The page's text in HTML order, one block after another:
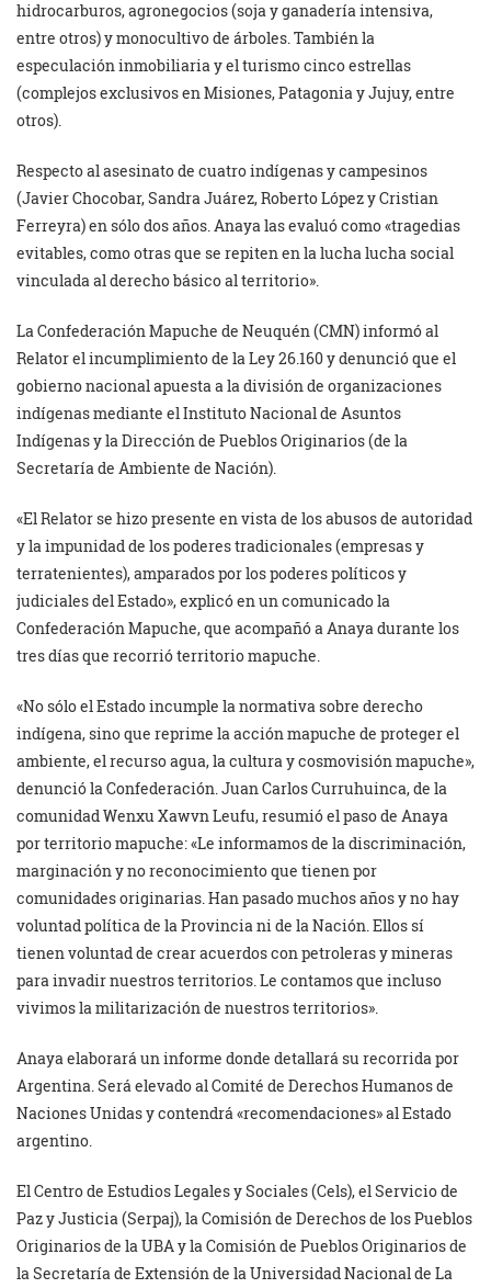
hidrocarburos, agronegocios (soja y ganadería intensiva,
entre otros) y monocultivo de árboles. También la
especulación inmobiliaria y el turismo cinco estrellas
(complejos exclusivos en Misiones, Patagonia y Jujuy, entre
otros).
Respecto al asesinato de cuatro indígenas y campesinos
(Javier Chocobar, Sandra Juárez, Roberto López y Cristian
Ferreyra) en sólo dos años. Anaya las evaluó como «tragedias
evitables, como otras que se repiten en la lucha lucha social
vinculada al derecho básico al territorio».
La Confederación Mapuche de Neuquén (CMN) informó al
Relator el incumplimiento de la Ley 26.160 y denunció que el
gobierno nacional apuesta a la división de organizaciones
indígenas mediante el Instituto Nacional de Asuntos
Indígenas y la Dirección de Pueblos Originarios (de la
Secretaría de Ambiente de Nación).
«El Relator se hizo presente en vista de los abusos de autoridad
y la impunidad de los poderes tradicionales (empresas y
terratenientes), amparados por los poderes políticos y
judiciales del Estado», explicó en un comunicado la
Confederación Mapuche, que acompañó a Anaya durante los
tres días que recorrió territorio mapuche.
«No sólo el Estado incumple la normativa sobre derecho
indígena, sino que reprime la acción mapuche de proteger el
ambiente, el recurso agua, la cultura y cosmovisión mapuche»,
denunció la Confederación. Juan Carlos Curruhuinca, de la
comunidad Wenxu Xawvn Leufu, resumió el paso de Anaya
por territorio mapuche: «Le informamos de la discriminación,
marginación y no reconocimiento que tienen por
comunidades originarias. Han pasado muchos años y no hay
voluntad política de la Provincia ni de la Nación. Ellos sí
tienen voluntad de crear acuerdos con petroleras y mineras
para invadir nuestros territorios. Le contamos que incluso
vivimos la militarización de nuestros territorios».
Anaya elaborará un informe donde detallará su recorrida por
Argentina. Será elevado al Comité de Derechos Humanos de
Naciones Unidas y contendrá «recomendaciones» al Estado
argentino.
El Centro de Estudios Legales y Sociales (Cels), el Servicio de
Paz y Justicia (Serpaj), la Comisión de Derechos de los Pueblos
Originarios de la UBA y la Comisión de Pueblos Originarios de
la Secretaría de Extensión de la Universidad Nacional de La